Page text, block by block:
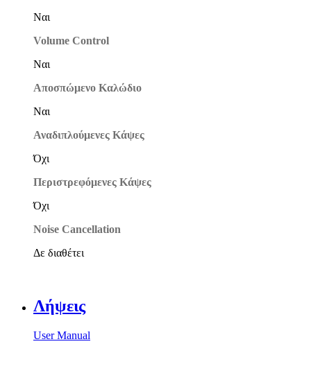
Ναι
Volume Control
Ναι
Αποσπώμενο Καλώδιο
Ναι
Αναδιπλούμενες Κάψες
Όχι
Περιστρεφόμενες Κάψες
Όχι
Noise Cancellation
Δε διαθέτει
Λήψεις
User Manual